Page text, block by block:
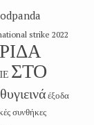
strike 2022
ΣΤΟ
έξοδα
συνθήκες